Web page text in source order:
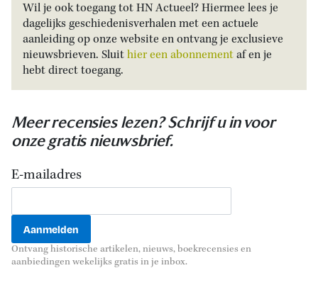
Wil je ook toegang tot HN Actueel? Hiermee lees je
dagelijks geschiedenisverhalen met een actuele
aanleiding op onze website en ontvang je exclusieve
nieuwsbrieven. Sluithier een abonnementaf en je
hebt direct toegang.
Meer recensies lezen? Schrijf u in voor
onze gratis nieuwsbrief.
E-mailadres
Ontvang historische artikelen, nieuws, boekrecensies en
aanbiedingen wekelijks gratis in je inbox.